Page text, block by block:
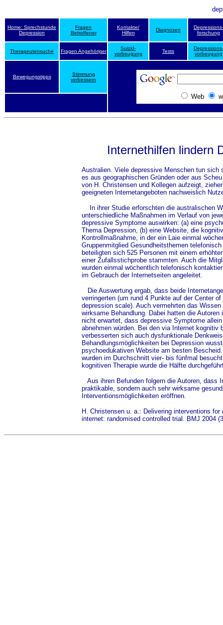
Home: Sprechstunde
Depression
Fragen
Betroffener
Kontakte/
Hilfen
Diagnosen
Depressions-
forschung
Therapeutensuche Fragen Angehöriger
Suizid-
vorbeugung
Tests
Depressions-
vorbeugung
Bewegungstipps
Stimmung
verbessern
Web
Internethilfen lindern
Australien. Viele depressive Menschen tun sich
es aus geographischen Gründen oder aus
von H. Christensen und Kollegen aufzeigt,
geeigneten Internetangeboten nachweislich
In ihrer Studie erforschten die australischen
unterschiedliche Maßnahmen im Verlauf von
depressive Symptome auswirken: (a) eine
Thema Depression, (b) eine Website, die
Kontrollmaßnahme, in der ein Laie einmal
Gruppenmitglied Gesundheitsthemen
beteiligten sich 525 Personen mit einem
einer Zufallsstichprobe stammten. Auch die
wurden einmal wöchentlich telefonisch
im Gebrauch der Internetseiten angeleitet.
Die Auswertung ergab, dass beide
verringerten (um rund 4 Punkte auf der Center
depression scale). Auch vermehrten das
wirksame Behandlung. Dabei hatten die Autoren
nicht erwartet, dass depressive Symptome
abnehmen würden. Bei den via Internet kognitiv
verbesserten sich auch dysfunktionale
Behandlungsmöglichkeiten bei Depression
psychoedukativen Website am besten
wurden im Durchschnitt vier- bis fünfmal
kognitiven Therapie wurde die Hälfte
Aus ihren Befunden folgern die Autoren, dass
praktikable, sondern auch sehr wirksame
Interventionsmöglichkeiten eröffnen.
H. Christensen u. a.: Delivering interventions
internet: randomised controlled trial. BMJ 2004